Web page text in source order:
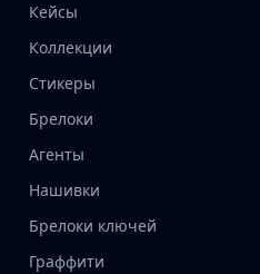
Кейсы
Коллекции
Стикеры
Брелоки
Агенты
Нашивки
Брелоки ключей
Граффити